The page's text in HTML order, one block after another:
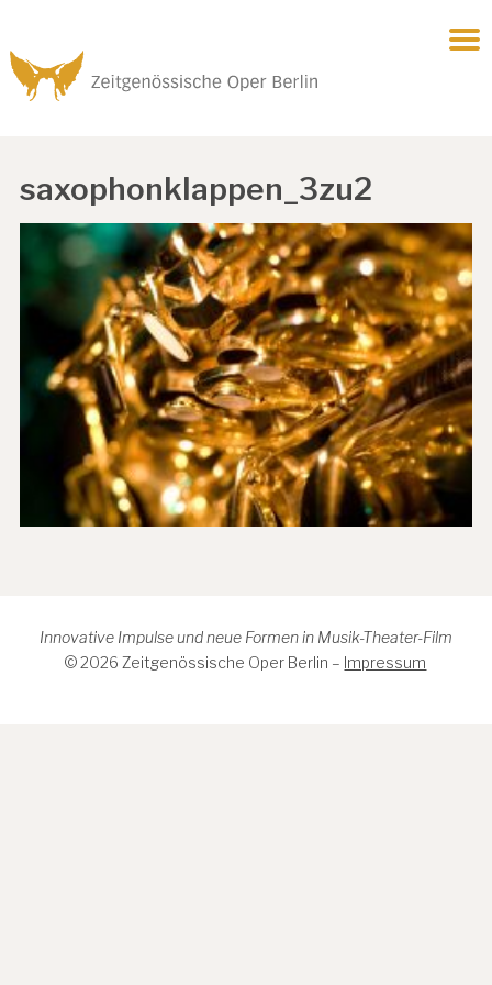
saxophonklappen_3zu2
Innovative Impulse und neue Formen in Musik-Theater-Film
© 2026 Zeitgenössische Oper Berlin – Impressum